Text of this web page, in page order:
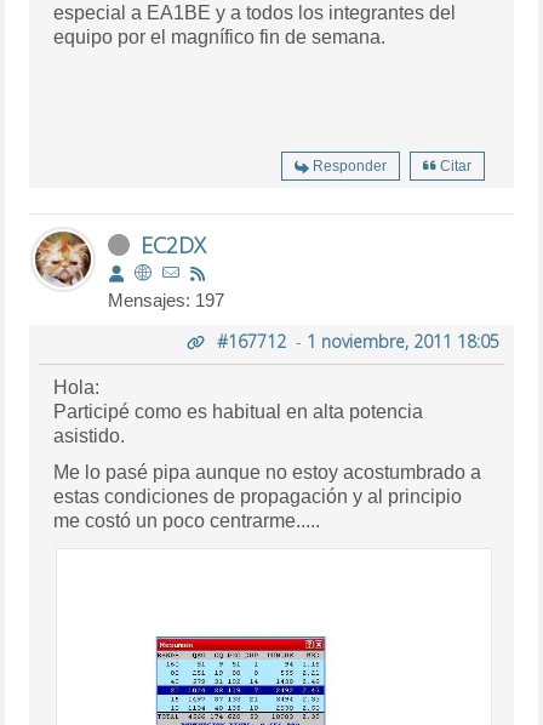
especial a EA1BE y a todos los integrantes del
equipo por el magnífico fin de semana.
Responder Citar
EC2DX
Mensajes: 197
#167712- 1 noviembre, 2011 18:05
Hola:
Participé como es habitual en alta potencia
asistido.
Me lo pasé pipa aunque no estoy acostumbrado a
estas condiciones de propagación y al principio
me costó un poco centrarme.....